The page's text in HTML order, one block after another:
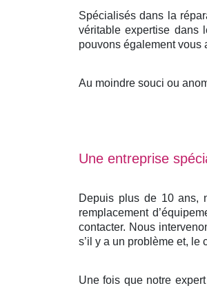
Spécialisés dans la
véritable expertise dans
pouvons également vous
Au moindre souci ou
Une entreprise
Depuis plus de 10 ans,
remplacement
contacter. Nous
s’il y a un problème et, le
Une fois que notre